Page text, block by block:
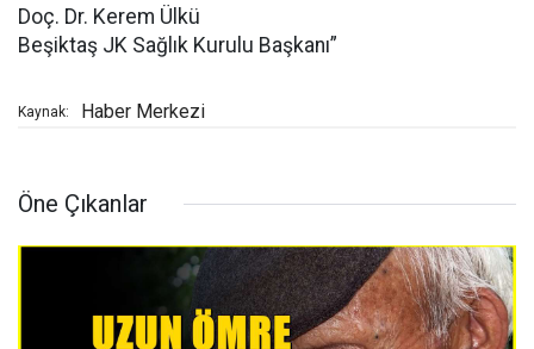
Doç. Dr. Kerem Ülkü
Beşiktaş JK Sağlık Kurulu Başkanı”
Kaynak: Haber Merkezi
Öne Çıkanlar